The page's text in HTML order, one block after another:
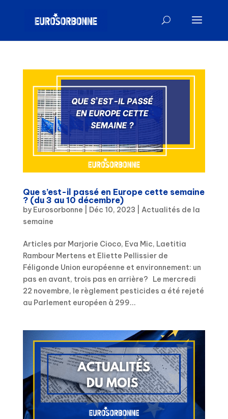
Que s’est-il passé en Europe cette semaine
? (du 3 au 10 décembre)
by Eurosorbonne Déc 10, 2023
Actualités de la
semaine
Articles par Marjorie Cioco, Eva Mic, Laetitia
Rambour Mertens et Eliette Pellissier de
Féligonde Union européenne et environnement: un
pas en avant, trois pas en arrière? Le mercredi
22 novembre, le règlement pesticides a été rejeté
au Parlement européen à 299...